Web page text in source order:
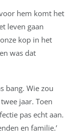
hem komt het
leven gaan
kop in het
was dat
bang. Wie zou
jaar. Toen
pas echt aan.
en familie.’